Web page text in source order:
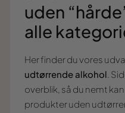
uden
alle
Her finder du vores
udtørrende alkohol .
overblik, så du nemt
produkter uden